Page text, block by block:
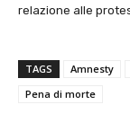
relazione alle
TAGS Amnesty
Pena di morte